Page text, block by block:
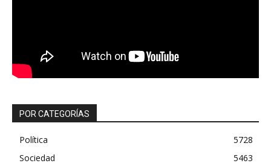
POR CATEGORÍAS
Política
5728
Sociedad
5463